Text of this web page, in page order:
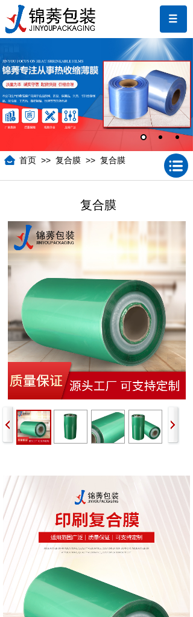
首页 >> 复合膜 >> 复合膜
复合膜